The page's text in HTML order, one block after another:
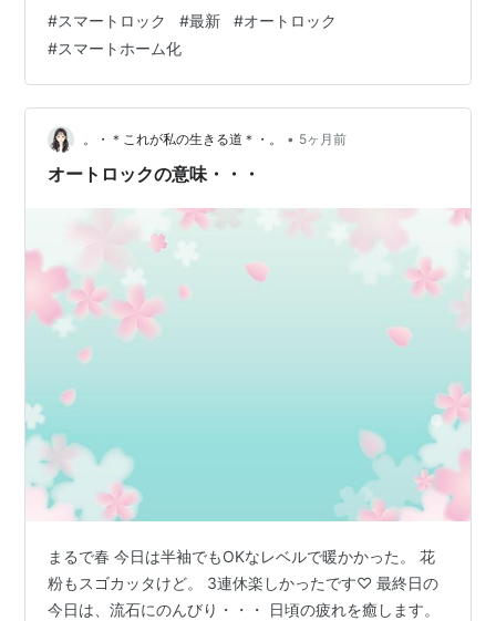
料金体系とランニングコスト よくある質問（FAQ） まと
め：EPICスマートロックで実現する新しい鍵管理 ◆セー
ルストーク例◆ ・原状回復可能！ ・ドアに取り付けるだ
けでオートロック！ ・暗証番号や指紋でドアをあける！
・鍵を持ち歩く必要なし！ ・あらゆるドアをスマートロ
ッ…
#スマートロック #最新 #オートロック
#スマートホーム化
。・＊これが私の生きる道＊・。 • 5ヶ月前
オートロックの意味・・・
まるで春 今日は半袖でもOKなレベルで暖かかった。 花
粉もスゴカッタけど。 3連休楽しかったです♡ 最終日の
今日は、流石にのんびり・・・ 日頃の疲れを癒します。